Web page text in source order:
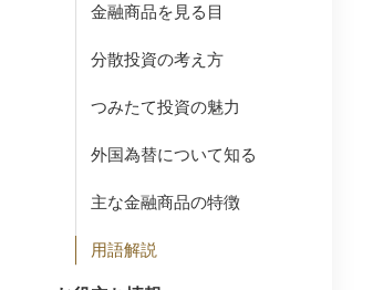
金融商品を見る目
分散投資の考え方
つみたて投資の魅力
外国為替について知る
主な金融商品の特徴
用語解説